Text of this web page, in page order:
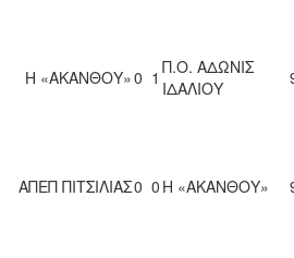
Η «ΑΚΑΝΘΟΥ»0 1 Π.Ο. ΑΔΩΝΙΣ
ΙΔΑΛΙΟΥ
ΑΠΕΠ ΠΙΤΣΙΛΙΑΣ0 0 Η «ΑΚΑΝΘΟΥ»